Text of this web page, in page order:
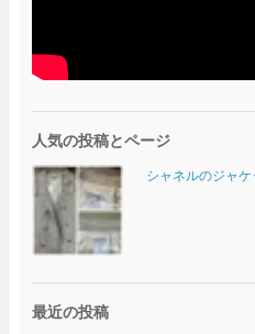
人気の投稿とページ
シャネルのジャ
最近の投稿